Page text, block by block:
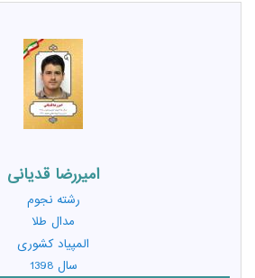
امیررضا قدیانی
رشته نجوم
مدال طلا
المپیاد کشوری
سال 1398